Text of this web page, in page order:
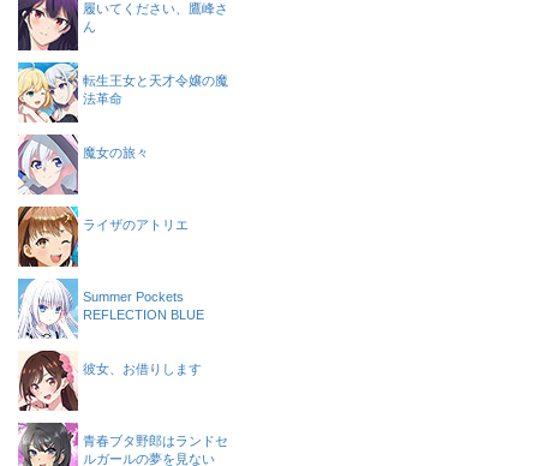
履いてください、鷹峰さ
ん
転生王女と天才令嬢の魔
法革命
魔女の旅々
ライザのアトリエ
Summer Pockets
REFLECTION BLUE
彼女、お借りします
青春ブタ野郎はランドセ
ルガールの夢を見ない